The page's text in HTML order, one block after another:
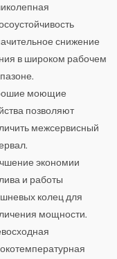
снижение
в широком рабочем
моющие
позволяют
межсервисный
экономии
и работы
колец для
мощности.